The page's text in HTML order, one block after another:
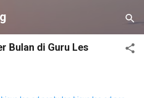
ke konten utama
Bulan di Guru Les